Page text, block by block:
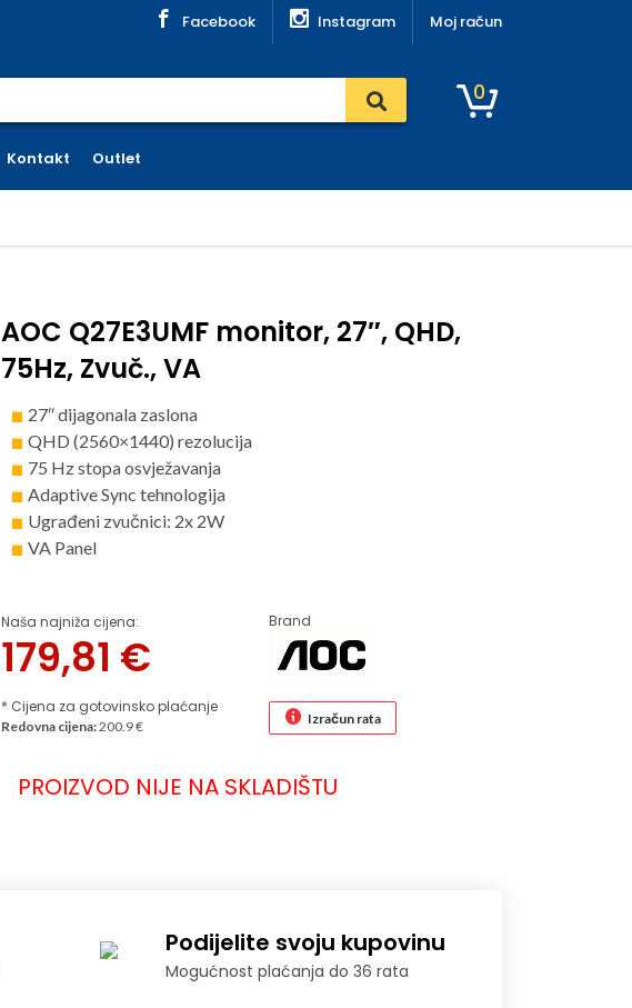
Facebook Instagram Moj račun
0
Kontakt Outlet
AOC Q27E3UMF monitor, 27″, QHD,
75Hz, Zvuč., VA
27″ dijagonala zaslona
QHD (2560×1440) rezolucija
75 Hz stopa osvježavanja
Adaptive Sync tehnologija
Ugrađeni zvučnici: 2x 2W
VA Panel
Naša najniža cijena:
179,81 €
* Cijena za gotovinsko plaćanje
Brand
Redovna cijena:200.9 € Izračun rata
PROIZVOD NIJE NA SKLADIŠTU
Podijelite svoju kupovinu
Mogućnost plaćanja do 36 rata